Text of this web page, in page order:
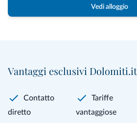
Vedi alloggio
Vantaggi esclusivi Dolomiti.it
Contatto
diretto
Tariffe
vantaggiose